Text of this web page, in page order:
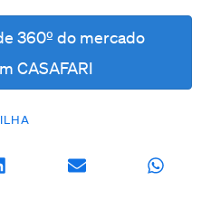
360º do mercado
CASAFARI